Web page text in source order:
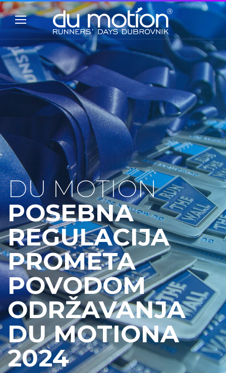
DU MOTION
POSEBNA
REGULACIJA
PROMETA
POVODOM
ODRŽAVANJA
DU MOTIONA
2024